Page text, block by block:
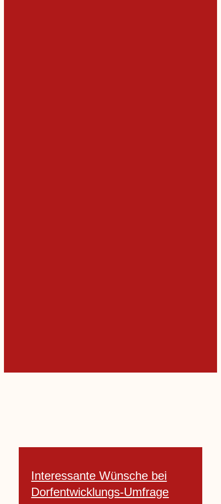
Interessante Wünsche bei
Dorfentwicklungs-Umfrage